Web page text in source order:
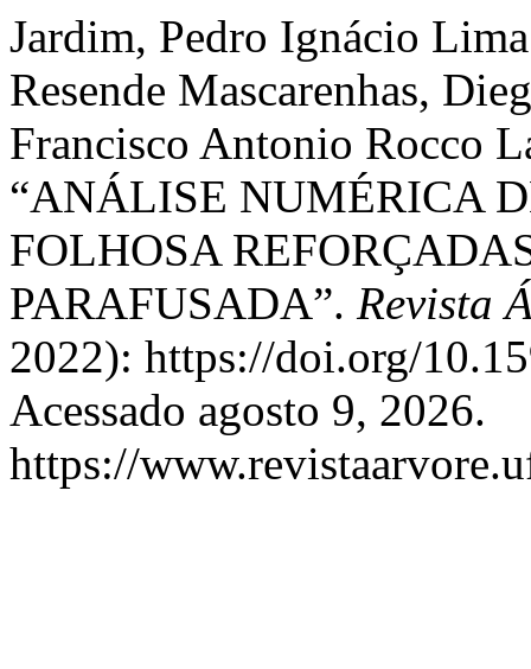
Jardim, Pedro Ignácio
Resende Mascarenhas,
Francisco Antonio Rocco
“ANÁLISE NUMÉRICA
FOLHOSA
PARAFUSADA”. Revista
2022): https://doi.org/
Acessado agosto 9, 2026.
https://